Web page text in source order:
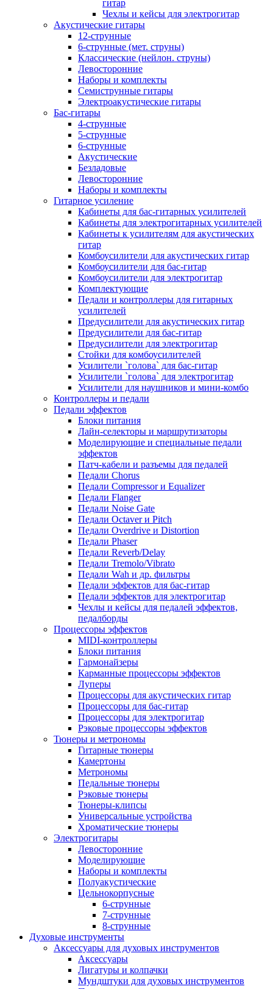
гитар
Чехлы и кейсы для электрогитар
Акустические гитары
12-струнные
6-струнные (мет. струны)
Классические (нейлон. струны)
Левосторонние
Наборы и комплекты
Семиструнные гитары
Электроакустические гитары
Бас-гитары
4-струнные
5-струнные
6-струнные
Акустические
Безладовые
Левосторонние
Наборы и комплекты
Гитарное усиление
Кабинеты для бас-гитарных усилителей
Кабинеты для электрогитарных усилителей
Кабинеты к усилителям для акустических
гитар
Комбоусилители для акустических гитар
Комбоусилители для бас-гитар
Комбоусилители для электрогитар
Комплектующие
Педали и контроллеры для гитарных
усилителей
Предусилители для акустических гитар
Предусилители для бас-гитар
Предусилители для электрогитар
Стойки для комбоусилителей
Усилители `голова` для бас-гитар
Усилители `голова` для электрогитар
Усилители для наушников и мини-комбо
Контроллеры и педали
Педали эффектов
Блоки питания
Лайн-селекторы и маршрутизаторы
Моделирующие и специальные педали
эффектов
Патч-кабели и разъемы для педалей
Педали Chorus
Педали Compressor и Equalizer
Педали Flanger
Педали Noise Gate
Педали Octaver и Pitch
Педали Overdrive и Distortion
Педали Phaser
Педали Reverb/Delay
Педали Tremolo/Vibrato
Педали Wah и др. фильтры
Педали эффектов для бас-гитар
Педали эффектов для электрогитар
Чехлы и кейсы для педалей эффектов,
педалборды
Процессоры эффектов
MIDI-контроллеры
Блоки питания
Гармонайзеры
Карманные процессоры эффектов
Луперы
Процессоры для акустических гитар
Процессоры для бас-гитар
Процессоры для электрогитар
Рэковые процессоры эффектов
Тюнеры и метрономы
Гитарные тюнеры
Камертоны
Метрономы
Педальные тюнеры
Рэковые тюнеры
Тюнеры-клипсы
Универсальные устройства
Хроматические тюнеры
Электрогитары
Левосторонние
Моделирующие
Наборы и комплекты
Полуакустические
Цельнокорпусные
6-струнные
7-струнные
8-струнные
Духовые инструменты
Аксессуары для духовых инструментов
Аксессуары
Лигатуры и колпачки
Мундштуки для духовых инструментов